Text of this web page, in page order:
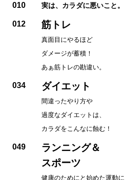
010 実は、カラダに悪いこと。
012 筋トレ
真面目にやるほど
ダメージが蓄積！
あぁ筋トレの勘違い。
034 ダイエット
間違ったやり方や
過度なダイエットは、
カラダをこんなに蝕む！
049
ランニング＆
スポーツ
健康のためにと始めた運動に